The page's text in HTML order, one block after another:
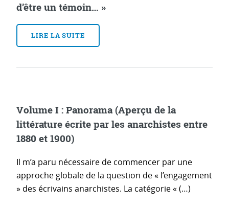
d’être un témoin… »
LIRE LA SUITE
Volume I : Panorama (Aperçu de la
littérature écrite par les anarchistes entre
1880 et 1900)
Il m’a paru nécessaire de commencer par une
approche globale de la question de « l’engagement
» des écrivains anarchistes. La catégorie « (…)